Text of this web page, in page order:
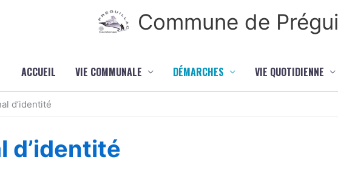
Commune de
ACCUEIL VIE COMMUNALE DÉMARCHES VIE QUOTIDIENNE
d’identité
d’identité